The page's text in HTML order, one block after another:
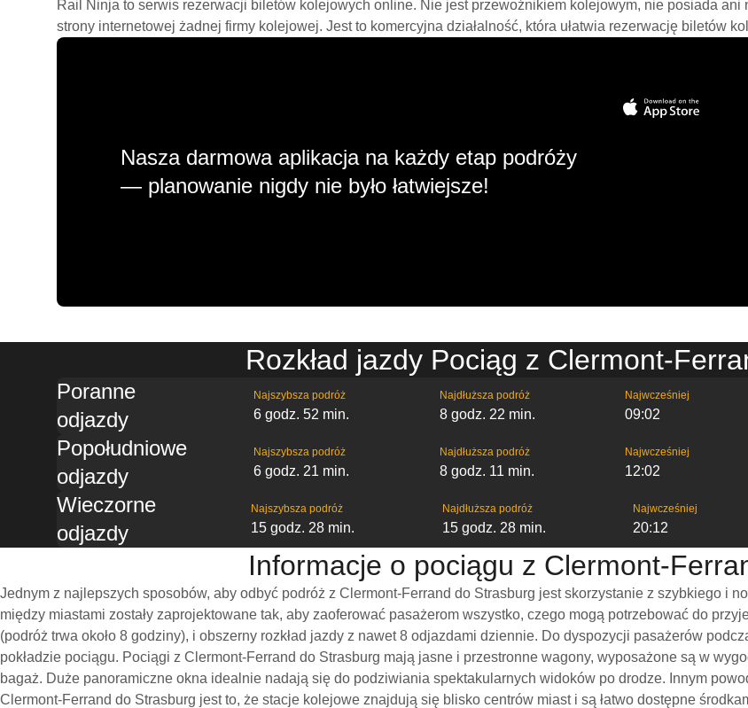
Rail Ninja to serwis rezerwacji biletów kolejowych online. Nie jest przewoźnikiem kolejowym, nie posiada
strony internetowej żadnej firmy kolejowej. Jest to komercyjna działalność, która ułatwia rezerwację biletów
Nasza darmowa aplikacja na każdy etap podróży
— planowanie nigdy nie było łatwiejsze!
Rozkład jazdy Pociąg z Clermont-
Poranne
odjazdy
Najszybsza podróż
6 godz. 52 min.
Najdłuższa podróż
8 godz. 22 min.
Najwcześniej
09:02
Popołudniowe
odjazdy
Najszybsza podróż
6 godz. 21 min.
Najdłuższa podróż
8 godz. 11 min.
Najwcześniej
12:02
Wieczorne
odjazdy
Najszybsza podróż
15 godz. 28 min.
Najdłuższa podróż
15 godz. 28 min.
Najwcześniej
20:12
Informacje o pociągu z Clermont-
Jednym z najlepszych sposobów, aby odbyć podróż z Clermont-Ferrand do Strasburg jest skorzystanie z szybkiego i
między miastami zostały zaprojektowane tak, aby zaoferować pasażerom wszystko, czego mogą potrzebować do
(podróż trwa około 8 godziny), i obszerny rozkład jazdy z nawet 8 odjazdami dziennie. Do dyspozycji pasażerów
pokładzie pociągu. Pociągi z Clermont-Ferrand do Strasburg mają jasne i przestronne wagony, wyposażone są w
bagaż. Duże panoramiczne okna idealnie nadają się do podziwiania spektakularnych widoków po drodze. Innym
Clermont-Ferrand do Strasburg jest to, że stacje kolejowe znajdują się blisko centrów miast i są łatwo dostępne